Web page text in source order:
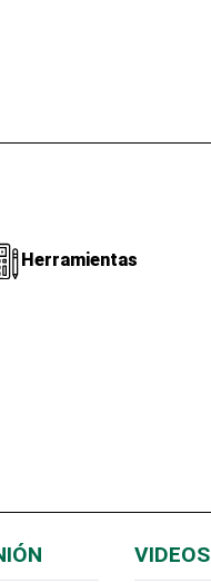
Herramientas
VIDEOS